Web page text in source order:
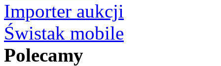
Importer aukcji
Świstak mobile
Polecamy